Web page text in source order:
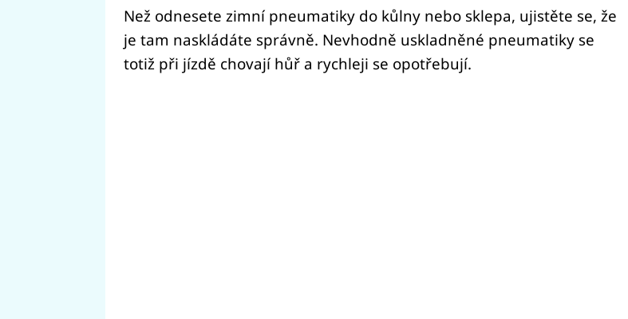
Než odnesete zimní pneumatiky do kůlny nebo sklepa, ujistěte se, že
je tam naskládáte správně. Nevhodně uskladněné pneumatiky se
totiž při jízdě chovají hůř a rychleji se opotřebují.